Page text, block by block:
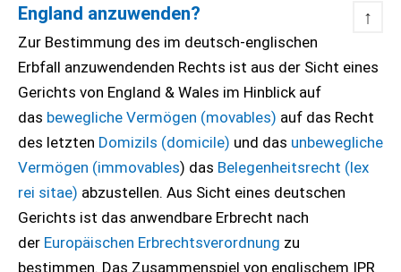
England anzuwenden?
↑
Zur Bestimmung des im deutsch-englischen
Erbfall anzuwendenden Rechts ist aus der Sicht eines
Gerichts von England & Wales im Hinblick auf
das bewegliche Vermögen (movables) auf das Recht
des letzten Domizils (domicile) und das unbewegliche
Vermögen (immovables) das Belegenheitsrecht (lex
rei sitae) abzustellen. Aus Sicht eines deutschen
Gerichts ist das anwendbare Erbrecht nach
der Europäischen Erbrechtsverordnung zu
bestimmen. Das Zusammenspiel von englischem IPR